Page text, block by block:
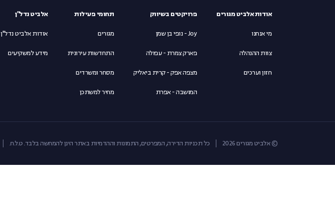
אודות אלביט מגורים
מי אנחנו
צוות ההנהלה
חזון וערכים
פרויקטים בשיווק
Joy - נופי בן שמן
פארק צמרת - עפולה
מצפה אפק - קרית ביאליק
המושבה - אפרת
תחומי פעילות
מגורים
התחדשות עירונית
מסחר ומשרדים
מחיר למשתכן
אלביט נדל"ן
אודות אלביט נדל"ן
מידע למשקיעים
© אלביט מגורים 2026 כל תכניות הדירה, המפרטים, התמונות וההדמיות באתר הינן להמחשה בלבד. ט.ל.ח.